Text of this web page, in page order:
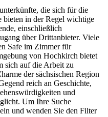
die sich für die
bieten in der Regel wichtige
einschließlich
über Drittanbieter. Viele
Safe im Zimmer für
von Hochkirch bietet
sich auf die Arbeit zu
der sächsischen Region
reich an Geschichte,
und
Um Ihre Suche
und wenden Sie den Filter